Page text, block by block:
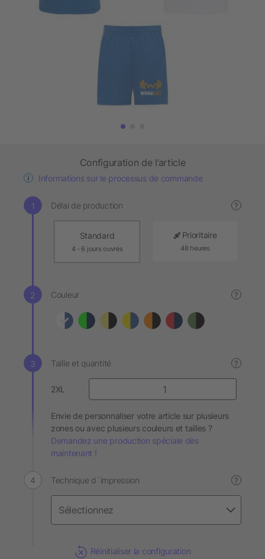
Configuration de l’article
Informations sur le processus de commande
Délai de production ?
Standard
4 - 6 jours ouvrés
Prioritaire
48 heures
Couleur ?
Taille et quantité ?
2XL
Envie de personnaliser votre article sur plusieurs
zones ou avec plusieurs couleurs et tailles ?
Demandez une production spéciale dès
maintenant !
Technique d´impression ?
Réinitialiser la configuration